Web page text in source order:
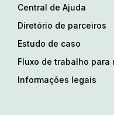
Central de Ajuda
Diretório de parceiros
Estudo de caso
Fluxo de trabalho
Informações legais